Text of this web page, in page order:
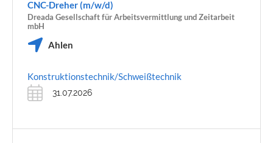
CNC-Dreher (m/w/d)
Dreada Gesellschaft für Arbeitsvermittlung und Zeitarbeit
mbH
Ahlen
Konstruktionstechnik/Schweißtechnik
31.07.2026